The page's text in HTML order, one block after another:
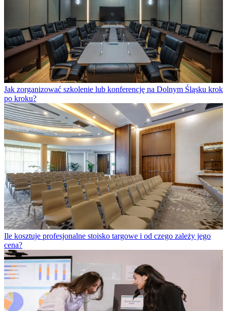
Jak zorganizować szkolenie lub konferencję na Dolnym Śląsku krok
po kroku?
Ile kosztuje profesjonalne stoisko targowe i od czego zależy jego
cena?